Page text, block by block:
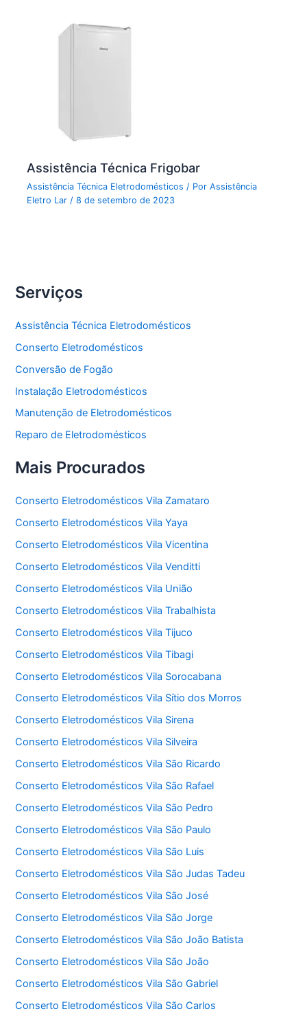
Assistência Técnica Frigobar
Assistência Técnica Eletrodomésticos / PorAssistência
Eletro Lar /8 de setembro de 2023
Serviços
Assistência Técnica Eletrodomésticos
Conserto Eletrodomésticos
Conversão de Fogão
Instalação Eletrodomésticos
Manutenção de Eletrodomésticos
Reparo de Eletrodomésticos
Mais Procurados
Conserto Eletrodomésticos Vila Zamataro
Conserto Eletrodomésticos Vila Yaya
Conserto Eletrodomésticos Vila Vicentina
Conserto Eletrodomésticos Vila Venditti
Conserto Eletrodomésticos Vila União
Conserto Eletrodomésticos Vila Trabalhista
Conserto Eletrodomésticos Vila Tijuco
Conserto Eletrodomésticos Vila Tibagi
Conserto Eletrodomésticos Vila Sorocabana
Conserto Eletrodomésticos Vila Sítio dos Morros
Conserto Eletrodomésticos Vila Sirena
Conserto Eletrodomésticos Vila Silveira
Conserto Eletrodomésticos Vila São Ricardo
Conserto Eletrodomésticos Vila São Rafael
Conserto Eletrodomésticos Vila São Pedro
Conserto Eletrodomésticos Vila São Paulo
Conserto Eletrodomésticos Vila São Luis
Conserto Eletrodomésticos Vila São Judas Tadeu
Conserto Eletrodomésticos Vila São José
Conserto Eletrodomésticos Vila São Jorge
Conserto Eletrodomésticos Vila São João Batista
Conserto Eletrodomésticos Vila São João
Conserto Eletrodomésticos Vila São Gabriel
Conserto Eletrodomésticos Vila São Carlos